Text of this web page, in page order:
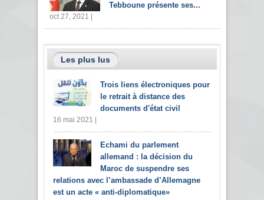
Tebboune présente ses...
oct 27, 2021 |
Les plus lus
Trois liens électroniques pour
le retrait à distance des
documents d'état civil
16 mai 2021 |
Echami du parlement
allemand : la décision du
Maroc de suspendre ses
relations avec l’ambassade d’Allemagne
est un acte « anti-diplomatique»